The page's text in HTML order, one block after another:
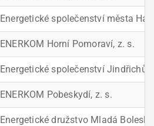
Energetické společenství města
ENERKOM Horní Pomoraví, z. s.
Energetické společenství Jindřichův
ENERKOM Pobeskydí, z. s.
Energetické družstvo Mladá